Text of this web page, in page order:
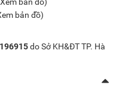
bản đồ)
do Sở KH&ĐT TP. Hà